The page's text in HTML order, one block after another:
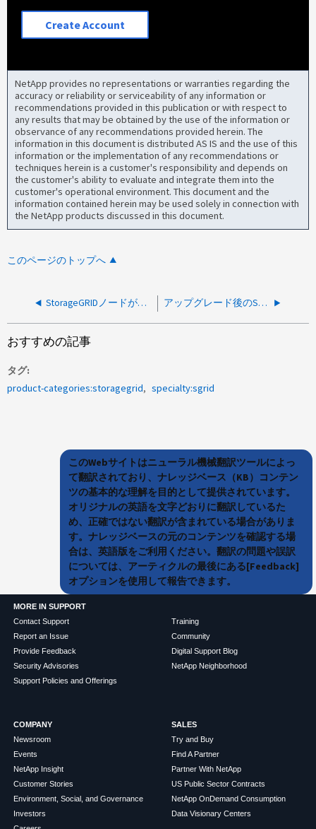
Create Account
NetApp provides no representations or warranties regarding the
accuracy or reliability or serviceability of any information or
recommendations provided in this publication or with respect to
any results that may be obtained by the use of the information or
observance of any recommendations provided herein. The
information in this document is distributed AS IS and the use of this
information or the implementation of any recommendations or
techniques herein is a customer's responsibility and depends on
the customer's ability to evaluate and integrate them into the
customer's operational environment. This document and the
information contained herein may be used solely in connection with
the NetApp products discussed in this document.
このページのトップへ
StorageGRIDノードが起動再起動ループでスタックしている アップグレード後のStorageGRIDノードのリブートループ
おすすめの記事
タグ
product-categories:storagegrid
specialty:sgrid
このWebサイトはニューラル機械翻訳ツールによっ
て翻訳されており、ナレッジベース（KB）コンテン
ツの基本的な理解を目的として提供されています。
オリジナルの英語を文字どおりに翻訳しているた
め、正確ではない翻訳が含まれている場合がありま
す。ナレッジベースの元のコンテンツを確認する場
合は、英語版をご利用ください。翻訳の問題や誤訳
については、アーティクルの最後にある[Feedback]
オプションを使用して報告できます。
MORE IN SUPPORT
Contact Support
Report an Issue
Provide Feedback
Security Advisories
Support Policies and Offerings
Training
Community
Digital Support Blog
NetApp Neighborhood
COMPANY
Newsroom
Events
NetApp Insight
Customer Stories
Environment, Social, and Governance
Investors
SALES
Try and Buy
Find A Partner
Partner With NetApp
US Public Sector Contracts
NetApp OnDemand Consumption
Data Visionary Centers